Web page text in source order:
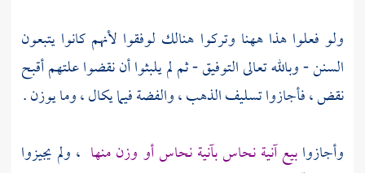
ولو فعلوا هذا ههنا وتركوا هنالك لوفقوا لأنهم كانوا يتبعون
السنن - وبالله تعالى التوفيق - ثم لم يلبثوا أن نقضوا علتهم أقبح
نقض ، فأجازوا تسليف الذهب ، والفضة فيما يكال ، وما يوزن .
وأجازوابيع آنية نحاس بآنية نحاس أو وزن منها ، ولم يجيزوا